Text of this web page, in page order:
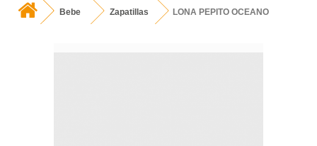
Bebe Zapatillas LONA PEPITO OCEANO